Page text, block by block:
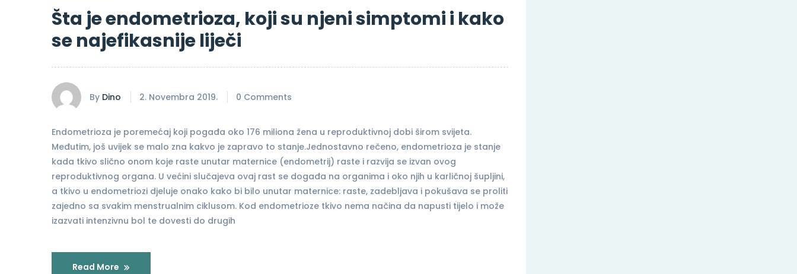
Šta je endometrioza, koji su njeni simptomi i kako
se najefikasnije liječi
By Dino 2. Novembra 2019. 0 Comments
Endometrioza je poremećaj koji pogađa oko 176 miliona žena u reproduktivnoj dobi širom svijeta.
Međutim, još uvijek se malo zna kakvo je zapravo to stanje.Jednostavno rečeno, endometrioza je stanje
kada tkivo slično onom koje raste unutar maternice (endometrij) raste i razvija se izvan ovog
reproduktivnog organa. U većini slučajeva ovaj rast se događa na organima i oko njih u karličnoj šupljini,
a tkivo u endometriozi djeluje onako kako bi bilo unutar maternice: raste, zadebljava i pokušava se proliti
zajedno sa svakim menstrualnim ciklusom. Kod endometrioze tkivo nema načina da napusti tijelo i može
izazvati intenzivnu bol te dovesti do drugih
Read More